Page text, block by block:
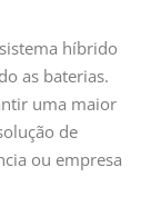
híbrido
as baterias.
uma maior
de
ou empresa